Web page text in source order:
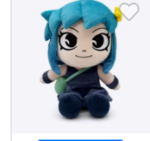
Rzeczy muzyczne
Typy produktów
Marki